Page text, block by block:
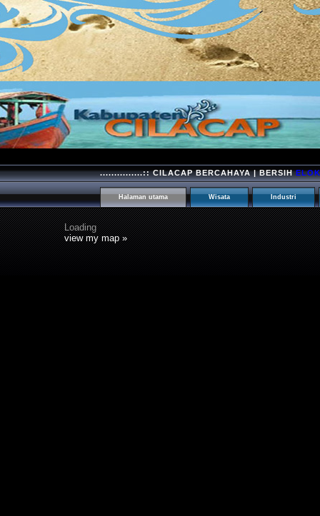
...............:: CILACAP BERCAHAYA | BERSIHELOK
Halaman utama Wisata Industri
Loading
view my map »